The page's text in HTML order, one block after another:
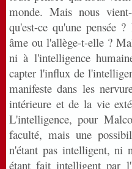
monde. Mais nous
qu'est-ce qu'une pensée
âme ou l'allège-t-elle ?
ni à l'intelligence
capter l'influx de
manifeste dans les
intérieure et de la vie
L'intelligence, pour
faculté, mais une
n'étant pas intelligent, ni
étant fait intelligent par